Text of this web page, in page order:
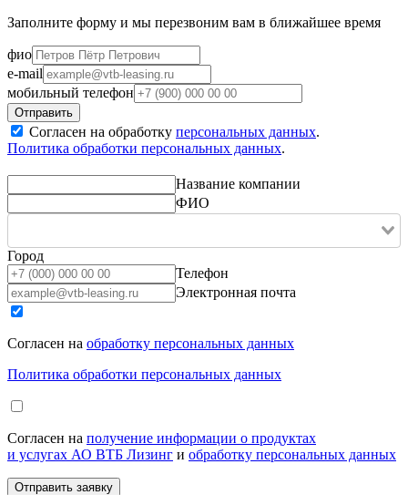
Заполните форму и мы перезвоним вам в ближайшее время
фио
e-mail
мобильный телефон
Согласен на обработку персональных данных.
Политика обработки персональных данных.
Название компании
ФИО
Город
Телефон
Электронная почта
Согласен на обработку персональных данных
Политика обработки персональных данных
Согласен на получение информации о продуктах
и услугах АО ВТБ Лизинг и обработку персональных данных